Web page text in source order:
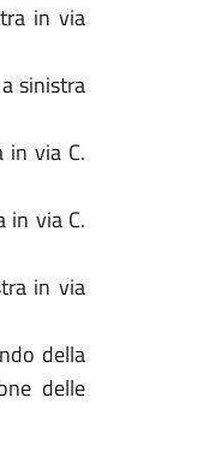
in via
sinistra
in via C.
in via C.
in via
della
delle